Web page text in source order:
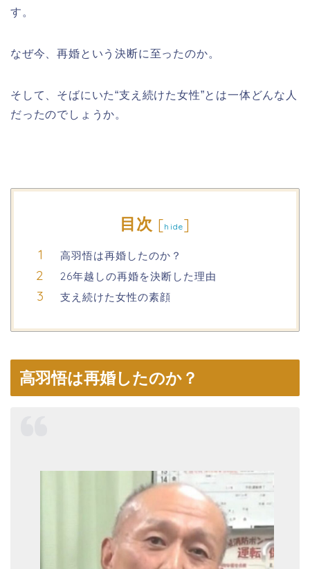
す。
なぜ今、再婚という決断に至ったのか。
そして、そばにいた“支え続けた女性”とは一体どんな人
だったのでしょうか。
目次 [hide]
高羽悟は再婚したのか？
26年越しの再婚を決断した理由
支え続けた女性の素顔
高羽悟は再婚したのか？